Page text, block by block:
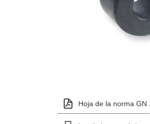
Hoja de la norma GN